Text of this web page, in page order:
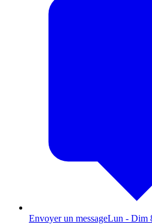
Envoyer un messageLun - Dim